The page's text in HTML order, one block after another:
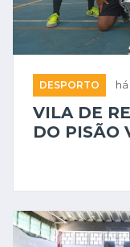
DESPORTO há
VILA DE
DO PISÃO